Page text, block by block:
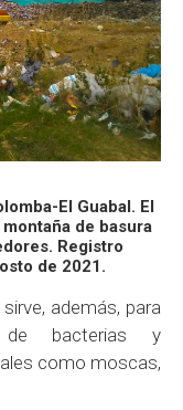
El Guabal. El
de basura
Registro
de 2021.
además, para
de bacterias y
como moscas,